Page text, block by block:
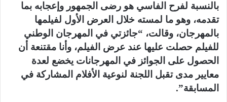
بالنسبة لفرح الفاسي هو رضى الجمهور وإعجابه بما
تقدمه، وهو ما لمسته خلال العرض الأول لفيلمها
بالمهرجان، وقالت، “جائزتي في المهرجان الوطني
للفيلم حصلت عليها عند عرض الفيلم، وأنا مقتنعة أن
الحصول على الجوائز في المهرجانات يخضع لعدة
معايير مدى تقبل اللجنة لنوعية الأفلام المشاركة في
المسابقة”.